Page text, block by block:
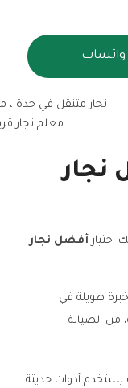
واتساب
معلم نجار
نجار
أفضل نجار
طويلة في
من الصيانة
يستخدم أدوات حديثة